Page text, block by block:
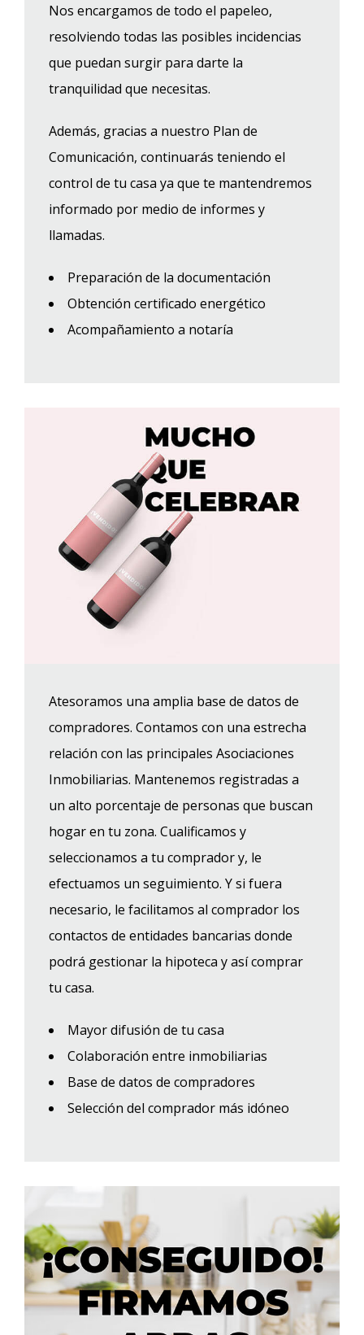
Nos encargamos de todo el papeleo,
resolviendo todas las posibles incidencias
que puedan surgir para darte la
tranquilidad que necesitas.
Además, gracias a nuestro Plan de
Comunicación, continuarás teniendo el
control de tu casa ya que te mantendremos
informado por medio de informes y
llamadas.
Preparación de la documentación
Obtención certificado energético
Acompañamiento a notaría
Atesoramos una amplia base de datos de
compradores. Contamos con una estrecha
relación con las principales Asociaciones
Inmobiliarias. Mantenemos registradas a
un alto porcentaje de personas que buscan
hogar en tu zona. Cualificamos y
seleccionamos a tu comprador y, le
efectuamos un seguimiento. Y si fuera
necesario, le facilitamos al comprador los
contactos de entidades bancarias donde
podrá gestionar la hipoteca y así comprar
tu casa.
Mayor difusión de tu casa
Colaboración entre inmobiliarias
Base de datos de compradores
Selección del comprador más idóneo